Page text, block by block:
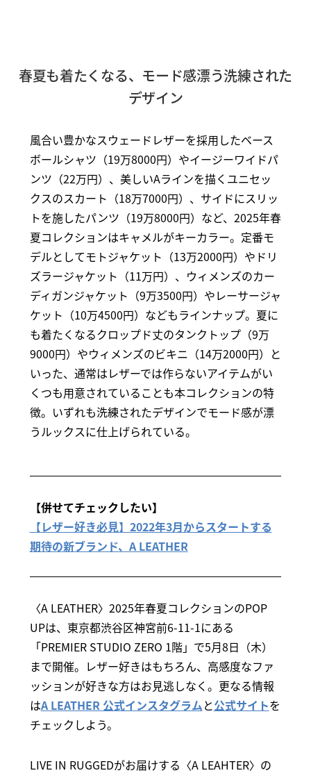
春夏も着たくなる、モード感漂う洗練された
デザイン
風合い豊かなスウェードレザーを採用したベース
ボールシャツ（19万8000円）やイージーワイドパ
ンツ（22万円）、美しいAラインを描くユニセッ
クスのスカート（18万7000円）、サイドにスリッ
トを施したパンツ（19万8000円）など、2025年春
夏コレクションはキャメルがキーカラー。定番モ
デルとしてモトジャケット（13万2000円）やドリ
ズラージャケット（11万円）、ウィメンズのカー
ディガンジャケット（9万3500円）やレーサージャ
ケット（10万4500円）などもラインナップ。夏に
も着たくなるクロップド丈のタンクトップ（9万
9000円）やウィメンズのビキニ（14万2000円）と
いった、通常はレザーでは作らないアイテムがい
くつも用意されていることも本コレクションの特
徴。いずれも洗練されたデザインでモード感が漂
うルックスに仕上げられている。
【併せてチェックしたい】
【レザー好き必見】2022年3月からスタートする
期待の新ブランド、A LEATHER
〈A LEATHER〉2025年春夏コレクションのPOP
UPは、東京都渋谷区神宮前6-11-1にある
「PREMIER STUDIO ZERO 1階」で5月8日（木）
まで開催。レザー好きはもちろん、高感度なファ
ッションが好きな方はお見逃しなく。更なる情報
はA LEATHER 公式インスタグラムと公式サイトを
チェックしよう。
LIVE IN RUGGEDがお届けする〈A LEAHTER〉の